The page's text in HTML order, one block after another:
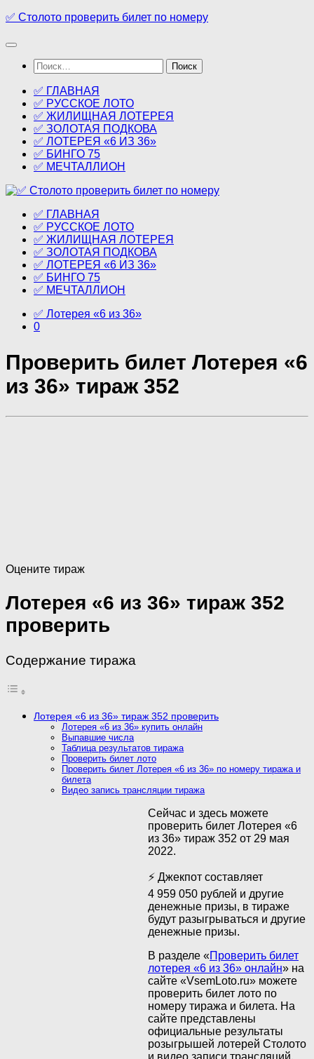
Перейти
содержимому
✅ Столото проверить билет по номеру
Найти:
✅ ГЛАВНАЯ
✅ РУССКОЕ ЛОТО
✅ ЖИЛИЩНАЯ ЛОТЕРЕЯ
✅ ЗОЛОТАЯ ПОДКОВА
✅ ЛОТЕРЕЯ «6 ИЗ 36»
✅ БИНГО 75
✅ МЕЧТАЛЛИОН
✅ ГЛАВНАЯ
✅ РУССКОЕ ЛОТО
✅ ЖИЛИЩНАЯ ЛОТЕРЕЯ
✅ ЗОЛОТАЯ ПОДКОВА
✅ ЛОТЕРЕЯ «6 ИЗ 36»
✅ БИНГО 75
✅ МЕЧТАЛЛИОН
✅ Лотерея «6 из 36»
0
Проверить билет Лотерея «6
из 36» тираж 352
Оцените тираж
Лотерея «6 из 36» тираж 352
проверить
Содержание тиража
Лотерея «6 из 36» тираж 352 проверить
Лотерея «6 из 36» купить онлайн
Выпавшие числа
Таблица результатов тиража
Проверить билет лото
Проверить билет Лотерея «6 из 36» по номеру тиража и
билета
Видео запись трансляции тиража
Сейчас и здесь можете
проверить билет Лотерея «6
из 36» тираж 352 от 29 мая
2022.
⚡ Джекпот составляет
4 959 050 рублей и другие
денежные призы, в тираже
будут разыгрываться и другие
денежные призы.
В разделе «Проверить билет
лотерея «6 из 36» онлайн» на
сайте «VsemLoto.ru» можете
проверить билет лото по
номеру тиража и билета. На
сайте представлены
официальные результаты
розыгрышей лотерей Столото